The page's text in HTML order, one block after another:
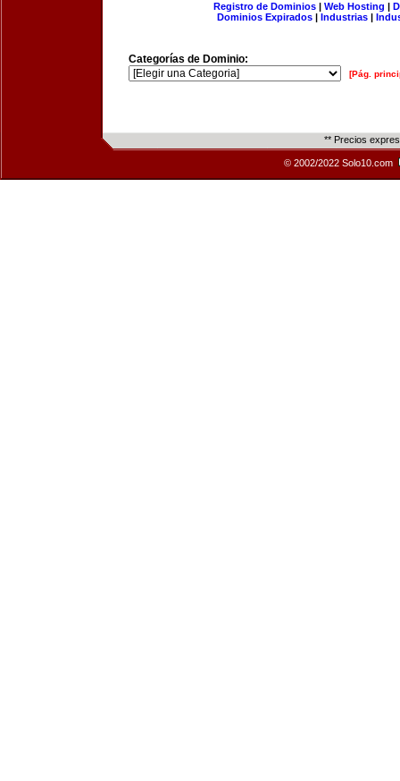
Registro de Dominios| Web Hosting |
Dominios Expirados | Industrias |
Categorías de Dominio:
[Pág.
** Precios
© 2002/2022 Solo10.com